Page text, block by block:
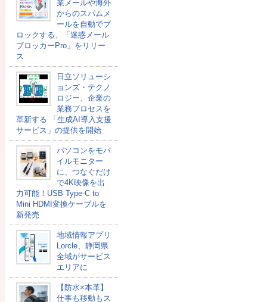
業メールや海外
からのスパムメ
ールを自動でブ
ロックする、「迷惑メール
ブロッカーPro」をリリー
ス
日立ソリューシ
ョンズ・テクノ
ロジー、企業の
業務プロセスを
革新する 「生成AI導入支援
サービス」の提供を開始
パソコンをモバ
イルモニター
に、つなぐだけ
で4K映像を出
力可能！USB Type-C to
Mini HDMI変換ケーブルを
新発売
地域情報アプリ
Lorcle、静岡県
全域がサービス
エリアに
【防水×本革】
仕事も移動もス